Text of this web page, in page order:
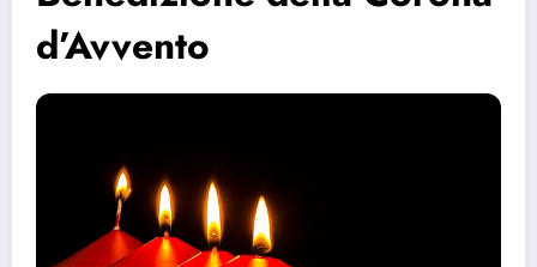
d’Avvento